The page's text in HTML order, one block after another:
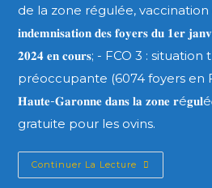
de la zone régulée,
𝐢𝐧𝐝𝐞𝐦𝐧𝐢𝐬𝐚𝐭𝐢𝐨𝐧 𝐝𝐞𝐬 𝐟𝐨𝐲𝐞𝐫𝐬 𝐝𝐮 𝟏𝐞𝐫
𝟐𝟎𝟐𝟒 𝐞𝐧 𝐜𝐨𝐮𝐫𝐬; - FCO 3 :
préoccupante (6074 foyers en
𝐇𝐚𝐮𝐭𝐞-𝐆𝐚𝐫𝐨𝐧𝐧𝐞 𝐝𝐚𝐧𝐬 𝐥𝐚 𝐳𝐨𝐧𝐞
gratuite pour les ovins.
Continuer La Lecture